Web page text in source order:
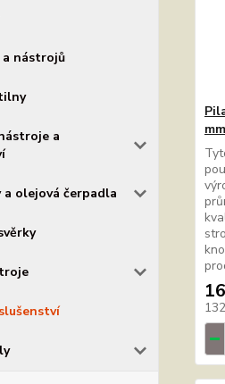
a nástrojů
a
a olejová čerpadla
mm